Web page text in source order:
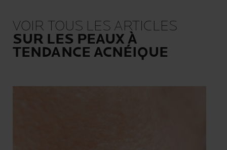
VOIR TOUS LES ARTICLES
SUR LES PEAUX À
TENDANCE ACNÉIQUE